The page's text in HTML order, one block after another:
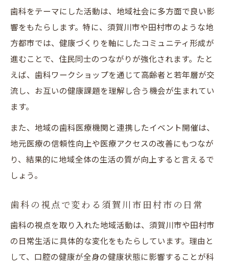
歯科をテーマにした活動は、地域社会に多方面で良い影
響をもたらします。特に、須賀川市や田村市のような地
方都市では、健康づくりを軸にしたコミュニティ形成が
進むことで、住民同士のつながりが強化されます。たと
えば、歯科ワークショップを通じて高齢者と若年層が交
流し、お互いの健康課題を理解し合う機会が生まれてい
ます。
また、地域の歯科医療機関と連携したイベント開催は、
地元医療の信頼性向上や医療アクセスの改善にもつなが
り、結果的に地域全体の生活の質が向上すると言えるで
しょう。
歯科の視点で変わる須賀川市田村市の日常
歯科の視点を取り入れた地域活動は、須賀川市や田村市
の日常生活に具体的な変化をもたらしています。理由と
して、口腔の健康が全身の健康状態に影響することが科